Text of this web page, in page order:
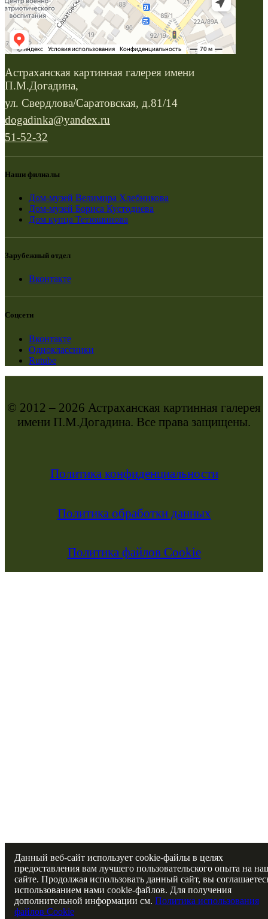
Астраханская картинная галерея имени
П.М.Догадина,
ул. Свердлова/Саратовская, д.81/14
dogadinka@yandex.ru
51-52-32
Наши филиалы
Дом-музей Велимира Хлебникова
Дом-музей Бориса Кустодиева
Дом купца Тетюшинова
Зарубежный отдел
Вконтакте
Соцсети
Вконтакте
Одноклассники
Rutube
© 2012 – 2026 Астраханская картинная галерея
имени П.М.Догадина. Все права защищены.
Данный веб-сайт использует cookie-файлы в целях
предоставления вам лучшего пользовательского опыта на
сайте. Продолжая использовать данный сайт, вы
использованием нами cookie-файлов. Для получения
дополнительной информации см. Политика использования
файлов Cookie
Политика конфиденциальности
Политика обработки данных
Политика файлов Cookie